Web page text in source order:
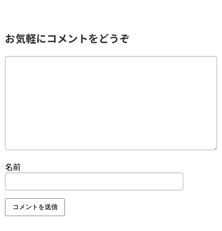
お気軽にコメントをどうぞ
名前